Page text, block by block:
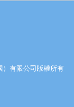
有限公司版權所有